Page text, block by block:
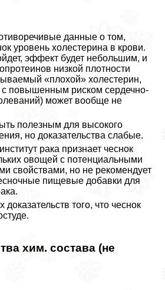
данные о том,
уровень холестерина в крови.
эффект будет небольшим, и
низкой плотности
«плохой» холестерин,
с повышенным риском сердечно-
может вообще не
полезным для высокого
но доказательства слабые.
paка признает чеснок
овощей с потенциальными
свойствами, но не рекомендует
пищевые добавки для
доказательств того, что чеснок
хим. состава (не